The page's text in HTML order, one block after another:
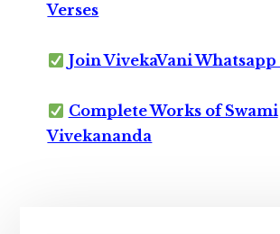
Verses
Join VivekaVani
Complete Works of Swami
Vivekananda